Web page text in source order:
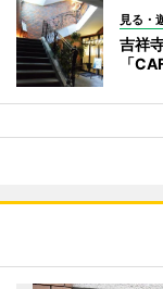
見る・
吉祥
「